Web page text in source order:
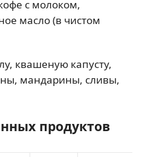
с молоком,
масло (в чистом
квашеную капусту,
мандарины, сливы,
продуктов